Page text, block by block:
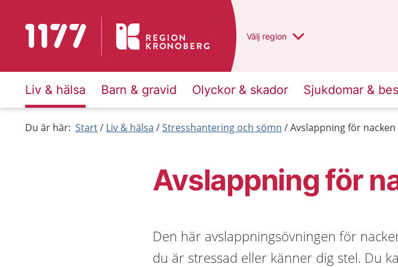
Till startsidan för 1177 Du har valt region
Välj en annan
region
Liv & hälsa Barn & gravid Olyckor & skador Sjukdomar &
Du är här: Start Liv & hälsa Stresshantering och sömn Avslappning för nacken
Avslappning för
Den här avslappningsövningen för
du är stressad eller känner dig stel. Du